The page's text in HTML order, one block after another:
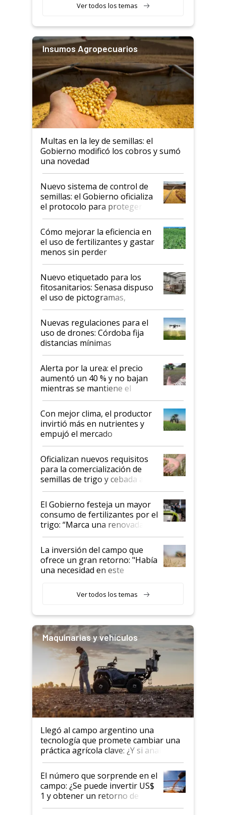
Ver todos los temas
Insumos Agropecuarios
Multas en la ley de semillas: el
Gobierno modificó los cobros y sumó
una novedad
Nuevo sistema de control de
semillas: el Gobierno oficializa
el protocolo para proteger la
propiedad intelectual
Cómo mejorar la eficiencia en
el uso de fertilizantes y gastar
menos sin perder
productividad en la campaña
fina
Nuevo etiquetado para los
fitosanitarios: Senasa dispuso
el uso de pictogramas,
palabras de advertencia e
indicaciones
Nuevas regulaciones para el
uso de drones: Córdoba fija
distancias mínimas
Alerta por la urea: el precio
aumentó un 40 % y no bajan
mientras se mantiene el
conflicto en Medio Oriente
Con mejor clima, el productor
invirtió más en nutrientes y
empujó el mercado
Oficializan nuevos requisitos
para la comercialización de
semillas de trigo y cebada a
granel
El Gobierno festeja un mayor
consumo de fertilizantes por el
trigo: “Marca una renovada
confianza de los productores”
La inversión del campo que
ofrece un gran retorno: "Había
una necesidad en este
Ver todos los temas
Maquinarias y vehículos
Llegó al campo argentino una
tecnología que promete cambiar una
práctica agrícola clave: ¿Y si analizar
el suelo fuera tan simple como
apretar un botón?
El número que sorprende en el
campo: ¿Se puede invertir US$
1 y obtener un retorno de
hasta US$ 10 en agricultura?